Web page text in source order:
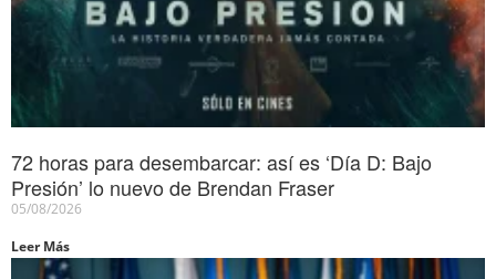
72 horas para desembarcar: así es ‘Día D: Bajo
Presión’ lo nuevo de Brendan Fraser
05/08/2026
Leer Más